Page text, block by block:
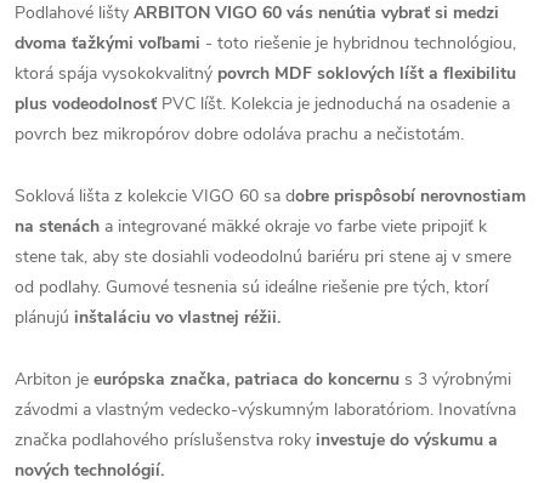
Podlahové lišty ARBITON VIGO 60 vás nenútia vybrať si medzi
dvoma ťažkými voľbami - toto riešenie je hybridnou technológiou,
ktorá spája vysokokvalitný povrch MDF soklových líšt a flexibilitu
plus vodeodolnosť PVC líšt. Kolekcia je jednoduchá na osadenie a
povrch bez mikropórov dobre odoláva prachu a nečistotám.
Soklová lišta z kolekcie VIGO 60 sa dobre prispôsobí nerovnostiam
na stenách a integrované mäkké okraje vo farbe viete pripojiť k
stene tak, aby ste dosiahli vodeodolnú bariéru pri stene aj v smere
od podlahy. Gumové tesnenia sú ideálne riešenie pre tých, ktorí
plánujú inštaláciu vo vlastnej réžii.
Arbiton je európska značka, patriaca do koncernu s 3 výrobnými
závodmi a vlastným vedecko-výskumným laboratóriom. Inovatívna
značka podlahového príslušenstva roky investuje do výskumu a
nových technológií.